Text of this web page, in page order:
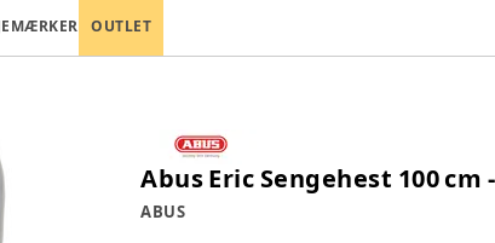
MÆRKER OUTLET
Abus Eric Sengehest 100 cm
ABUS